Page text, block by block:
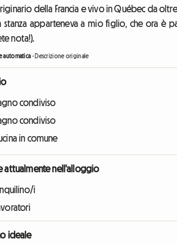
della Francia e vivo in Québec da
stanza apparteneva a mio figlio, che ora è
nota!).
automatica-Descrizione originale
condiviso
condiviso
in comune
attualmente nell'alloggio
i
ideale